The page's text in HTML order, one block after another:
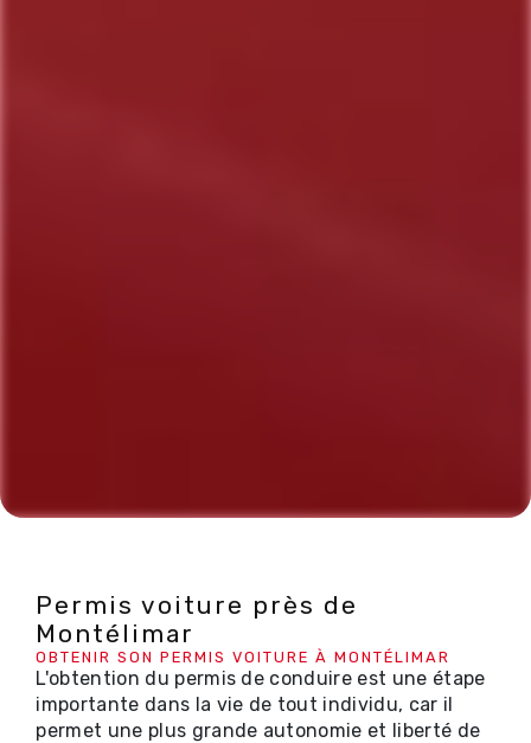
Permis voiture près de
Montélimar
OBTENIR SON PERMIS VOITURE À MONTÉLIMAR
L'obtention du permis de conduire est une étape
importante dans la vie de tout individu, car il
permet une plus grande autonomie et liberté de